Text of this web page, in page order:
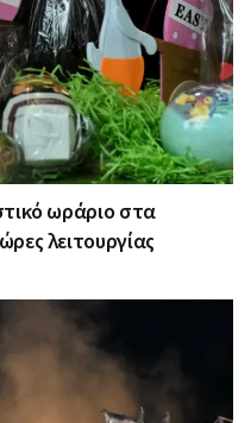
ωράριο στα
λειτουργίας